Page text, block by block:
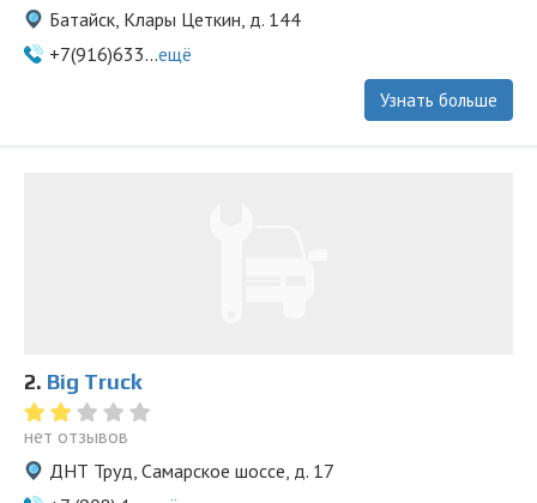
Батайск, Клары Цеткин, д. 144
+7(916)633...ещё
Узнать больше
2. Big Truck
нет отзывов
ДНТ Труд, Самарское шоссе, д. 17